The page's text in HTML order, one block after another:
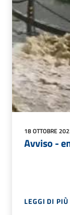
18 OTTOBRE
Avviso -
LEGGI DI PIÙ